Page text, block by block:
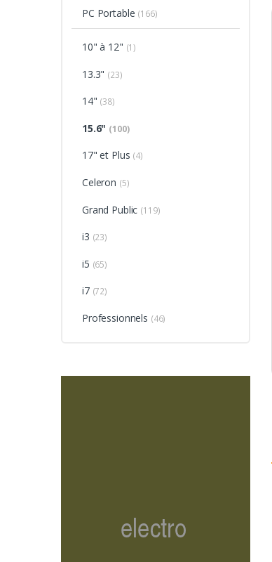
PC Portable (166)
10" à 12" (1)
13.3" (23)
14" (38)
15.6" (100)
17" et Plus (4)
Celeron (5)
Grand Public (119)
i3 (23)
i5 (65)
i7 (72)
Professionnels (46)